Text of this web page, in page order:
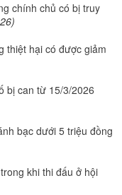
chính chủ có bị truy
thiệt hại có được giảm
bị can từ 15/3/2026
bạc dưới 5 triệu đồng
khi thi đấu ở hội